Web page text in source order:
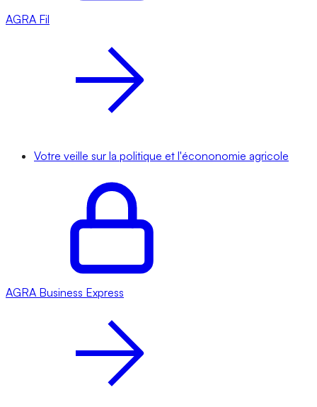
AGRA Fil
Votre veille sur la politique et l'écononomie agricole
AGRA Business Express